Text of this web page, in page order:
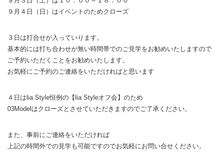
９月４日（日）はイベントのためクローズ
３日は打合せが入っていります。
基本的には打ち合わせが無い時間帯でのご見学をお勧めいたしますので
ご予約いただくことをお勧めいたします。
お気軽にご予約のご連絡をいただければと思います
４日はlia Style恒例の【lia Styleオフ会】のため
03Modelはクローズとさせていただきますのでご了承ください。
また、事前にご連絡をいただければ
上記の時間外での見学も可能ですのでお気軽にお問い合せください。